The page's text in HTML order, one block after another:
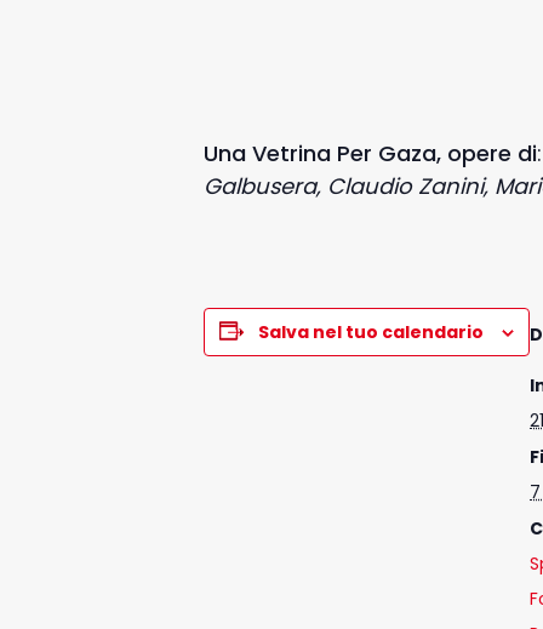
Una Vetrina Per Gaza, opere di
Galbusera, Claudio Zanini,
Salva nel tuo calendario